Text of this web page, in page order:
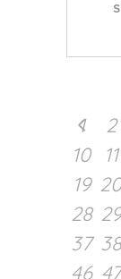
1 2
10
11
19 20
28 29
37 38
46 47